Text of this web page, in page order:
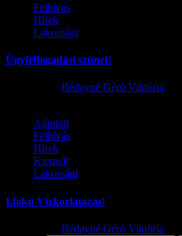
Felhívás
Hírek
Lakossági
Ügyfélfogadási szünet!
Bédayné Géró Viktória
Ajánlott
Felhívás
Hírek
Kiemelt
Lakossági
I.fokú Vízkorlátozás!
Bédayné Géró Viktória